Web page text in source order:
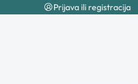
Prijava ili registracija